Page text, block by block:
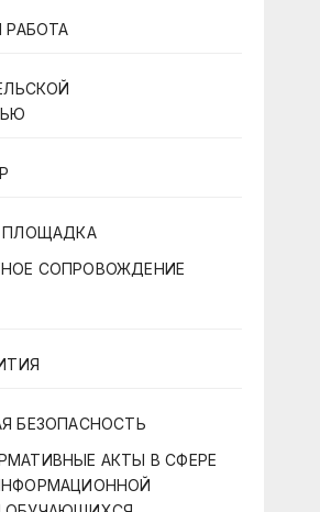
РАБОТА
ПЛОЩАДКА
СОПРОВОЖДЕНИЕ
БЕЗОПАСНОСТЬ
АКТЫ В СФЕРЕ